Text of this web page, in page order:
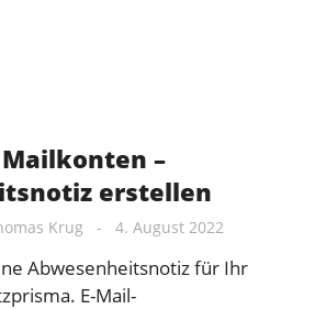
–
erstellen
Krug - 4. August 2022
Abwesenheitsnotiz für Ihr
E-Mail-